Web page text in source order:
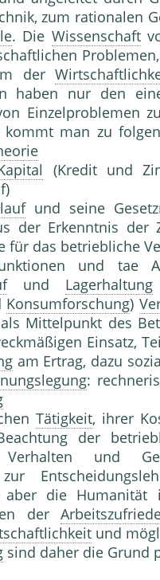
zum rationalen
. Die Wissenschaft
der
haben nur den
Einzelproblemen
man zu
(Kredit und
und seine
der Erkenntnis der
für das betriebliche
und tae
und Lagerhaltung
Konsumforschung)
Mittelpunkt des
Einsatz,
am Ertrag, dazu
:
Tätigkeit, ihrer
der
Verhalten und
aber die
der
und
sind daher die Grund